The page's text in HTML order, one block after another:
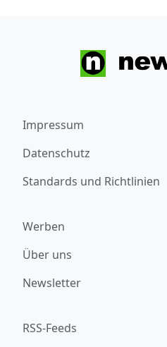
Impressum
Datenschutz
Standards und Richtlinien
Werben
Über uns
Newsletter
RSS-Feeds